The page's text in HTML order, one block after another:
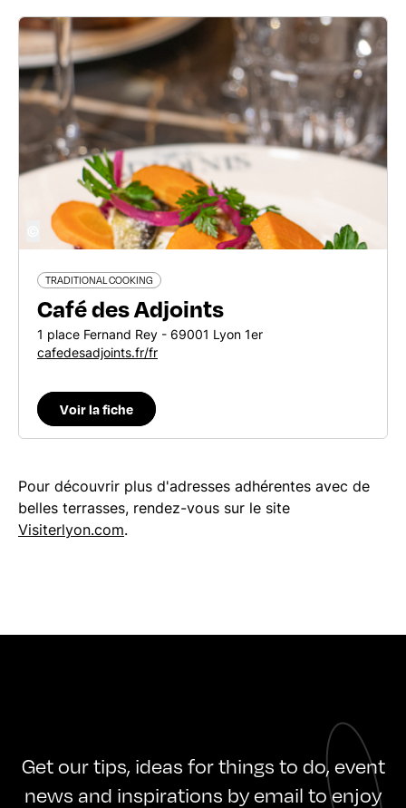
TRADITIONAL COOKING
Café des Adjoints
1 place Fernand Rey - 69001 Lyon 1er
cafedesadjoints.fr/fr
Voir la fiche
Pour découvrir plus d'adresses adhérentes avec de
belles terrasses, rendez-vous sur le site
Visiterlyon.com.
Get our tips, ideas for things to do, event
news and inspirations by email to enjoy